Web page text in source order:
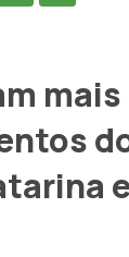
mais